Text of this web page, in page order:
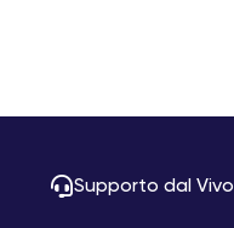
Supporto dal Vivo